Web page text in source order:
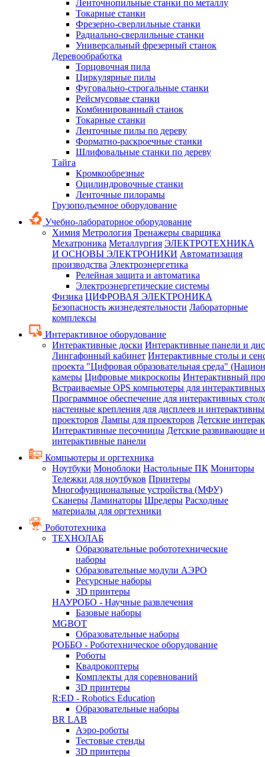
Ленточнопильные станки по металлу
Токарные станки
Фрезерно-сверлильные станки
Радиально-сверлильные станки
Универсальный фрезерный станок
Деревообработка
Торцовочная пила
Циркулярные пилы
Фуговально-строгальные станки
Рейсмусовые станки
Комбинированный станок
Токарные станки
Ленточные пилы по дереву
Форматно-раскроечные станки
Шлифовальные станки по дереву
Тайга
Кромкообрезные
Оцилиндровочные станки
Ленточные пилорамы
Грузоподъемное оборудование
Учебно-лабораторное оборудование
Химия Метрология Тренажеры сварщика
Мехатроника Металлургия ЭЛЕКТРОТЕХНИКА
И ОСНОВЫ ЭЛЕКТРОНИКИ Автоматизация
производства Электроэнергетика
Релейная защита и автоматика
Электроэнергетические системы
Физика ЦИФРОВАЯ ЭЛЕКТРОНИКА
Безопасность жизнедеятельности Лабораторные
комплексы
Интерактивное оборудование
Интерактивные доски Интерактивные панели и
Лингафонный кабинет Интерактивные столы и
проекта "Цифровая образовательная среда"
камеры Цифровые микроскопы Интерактивный
Встраиваемые OPS компьютеры для
Программное обеспечение для интерактивных
настенные крепления для дисплеев и
проекторов Лампы для проекторов Детские
Интерактивные песочницы Детские развивающие
интерактивные панели
Компьютеры и оргтехника
Ноутбуки Моноблоки Настольные ПК Мониторы
Тележки для ноутбуков Принтеры
Многофунциональные устройства (МФУ)
Сканеры Ламинаторы Шредеры Расходные
материалы для оргтехники
Робототехника
ТЕХНОЛАБ
Образовательные робототехнические
наборы
Образовательные модули АЭРО
Ресурсные наборы
3D принтеры
НАУРОБО - Научные развлечения
Базовые наборы
MGBOT
Образовательные наборы
РОББО - Роботехническое оборудование
Роботы
Квадрокоптеры
Комплекты для соревнований
3D принтеры
R:ED - Robotics Education
Образовательные наборы
BR LAB
Аэро-роботы
Тестовые стенды
3D принтеры